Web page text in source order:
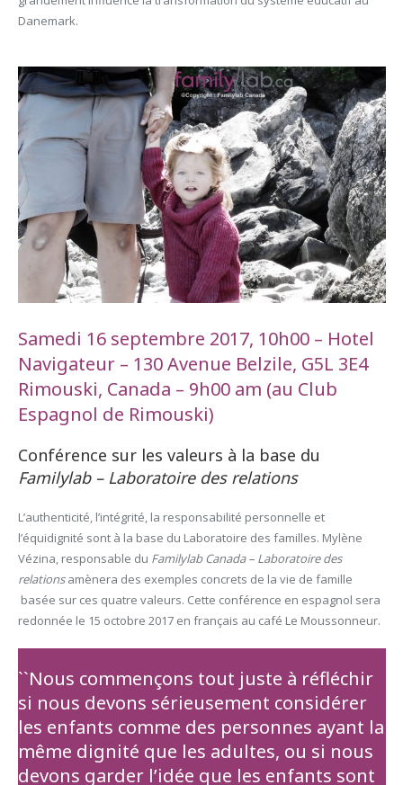
Danemark.
Samedi 16 septembre 2017, 10h00 – Hotel
Navigateur – 130 Avenue Belzile, G5L 3E4
Rimouski, Canada – 9h00 am (au Club
Espagnol de Rimouski)
Conférence sur les valeurs à la base du
Familylab – Laboratoire des relations
L’authenticité, l’intégrité, la responsabilité personnelle et
l’équidignité sont à la base du Laboratoire des familles. Mylène
Vézina, responsable du Familylab Canada – Laboratoire des
relationsamènera des exemples concrets de la vie de famille
basée sur ces quatre valeurs. Cette conférence en espagnol sera
redonnée le 15 octobre 2017 en français au café Le Moussonneur.
``Nous commençons tout juste à réfléchir
si nous devons sérieusement considérer
les enfants comme des personnes ayant la
même dignité que les adultes, ou si nous
devons garder l’idée que les enfants sont